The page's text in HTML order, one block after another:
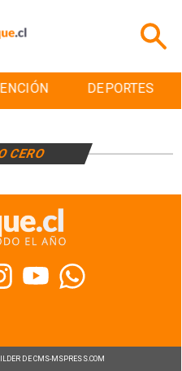
DEPORTES
CERO
DE CMS-MSPRESS.COM